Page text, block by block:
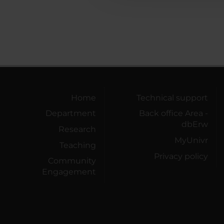
Home
Department
Research
Teaching
Community
Engagement
Technical support
Back office Area -
dbErw
MyUnivr
Privacy policy